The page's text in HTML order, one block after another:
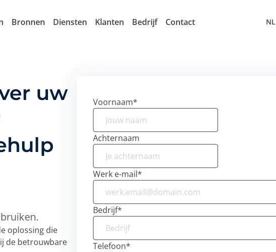
Bronnen Diensten Klanten Bedrijf Contact NL
uw
oplossing die
de betrouwbare
Voornaam*
Achternaam
Werk e-mail*
Bedrijf*
Telefoon*